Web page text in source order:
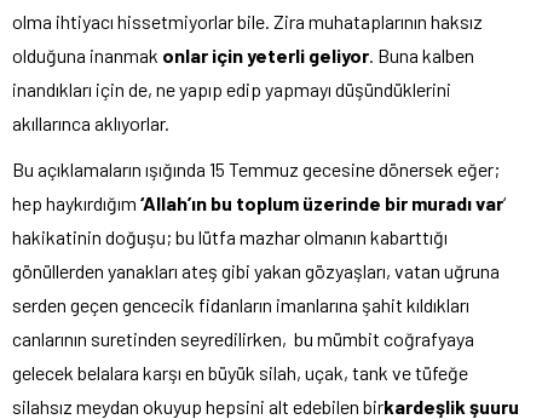
olma ihtiyacı hissetmiyorlar bile. Zira muhataplarının haksız
olduğuna inanmak onlar için yeterli geliyor . Buna kalben
inandıkları için de, ne yapıp edip yapmayı düşündüklerini
akıllarınca aklıyorlar.
Bu açıklamaların ışığında 15 Temmuz gecesine dönersek eğer;
hep haykırdığım ‘Allah’ın bu toplum üzerinde bir muradı var‘
hakikatinin doğuşu; bu lütfa mazhar olmanın kabarttığı
gönüllerden yanakları ateş gibi yakan gözyaşları, vatan uğruna
serden geçen gencecik fidanların imanlarına şahit kıldıkları
canlarının suretinden seyredilirken, bu mümbit coğrafyaya
gelecek belalara karşı en büyük silah, uçak, tank ve tüfeğe
silahsız meydan okuyup hepsini alt edebilen birkardeşlik şuuru